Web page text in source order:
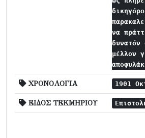
να
δυνατόν
μέλλον
ΧΡΟΝΟΛΟΓΙΑ 1901
ΕΙΔΟΣ ΤΕΚΜΗΡΙΟΥ